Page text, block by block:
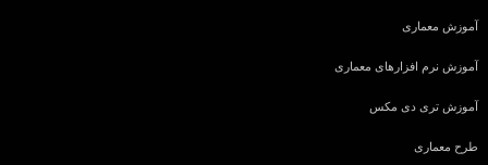
آموزش معماری
آموزش نرم افزارهای معماری
آموزش تری دی مکس
طرح معماری